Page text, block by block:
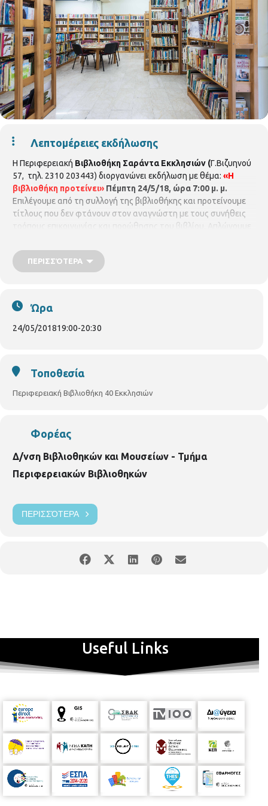
Λεπτομέρειες εκδήλωσης
Η Περιφερειακή Βιβλιοθήκη Σαράντα Εκκλησιών (Γ.Βιζυηνού
57, τηλ. 2310 203443) διοργανώνει εκδήλωση με θέμα: «Η
βιβλιοθήκη προτείνει» Πέμπτη 24/5/18, ώρα 7:00 μ. μ.
Επιλέγουμε από τη συλλογή της βιβλιοθήκης και προτείνουμε
τίτλους που δεν φτάνουν στον αναγνώστη με τους συνήθεις
τρόπους επικοινωνίας και προώθησης του βιβλίου. Απλώνουμε
συζητούμε και προσπαθούμε να προσδιορίσουμε το ποιοτικό
αναγνωστικό κριτήριο. Με τη
ΠΕΡΙΣΣΌΤΕΡΑ
Ώρα
24/05/201819:00-20:30
Τοποθεσία
Περιφερειακή Βιβλιοθήκη 40 Εκκλησιών
Φορέας
Δ/νση Βιβλιοθηκών και Μουσείων - Τμήμα
Περιφερειακών Βιβλιοθηκών
ΠΕΡΙΣΣΌΤΕΡΑ
Useful Links